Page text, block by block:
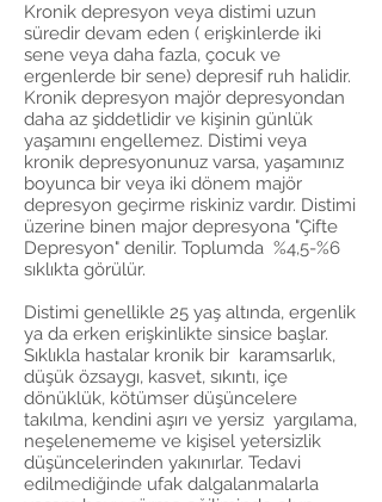
Kronik depresyon veya distimi uzun
süredir devam eden ( erişkinlerde iki
sene veya daha fazla, çocuk ve
ergenlerde bir sene) depresif ruh halidir.
Kronik depresyon majör depresyondan
daha az şiddetlidir ve kişinin günlük
yaşamını engellemez. Distimi veya
kronik depresyonunuz varsa, yaşamınız
boyunca bir veya iki dönem majör
depresyon geçirme riskiniz vardır. Distimi
üzerine binen major depresyona "Çifte
Depresyon" denilir. Toplumda %4,5-%6
sıklıkta görülür.
Distimi genellikle 25 yaş altında, ergenlik
ya da erken erişkinlikte sinsice başlar.
Sıklıkla hastalar kronik bir karamsarlık,
düşük özsaygı, kasvet, sıkıntı, içe
dönüklük, kötümser düşüncelere
takılma, kendini aşırı ve yersiz yargılama,
neşelenememe ve kişisel yetersizlik
düşüncelerinden yakınırlar. Tedavi
edilmediğinde ufak dalgalanmalarla